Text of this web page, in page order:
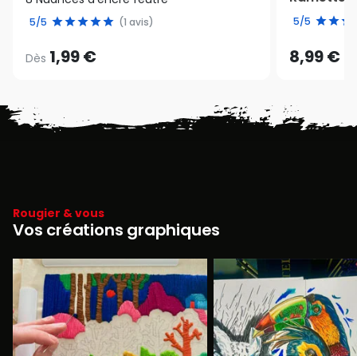
5/5 (1 avis)
Dès 1,99 €
5/5
8,99 €
Rougier & vous
Vos créations graphiques